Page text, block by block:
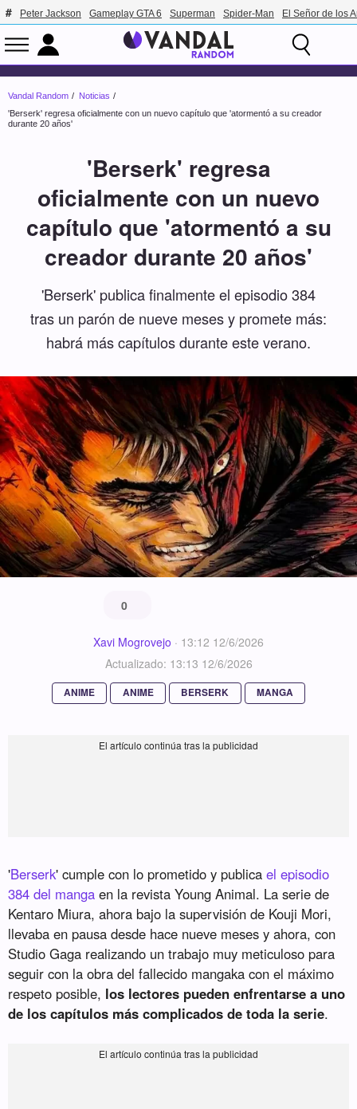
Peter Jackson Gameplay GTA 6 Superman Spider-Man El Señor de los
Vandal Random
Noticias
'Berserk' regresa oficialmente con un nuevo capítulo que 'atormentó a su creador
durante 20 años'
'Berserk' regresa
oficialmente con un nuevo
capítulo que 'atormentó a su
creador durante 20 años'
'Berserk' publica finalmente el episodio 384
tras un parón de nueve meses y promete más:
habrá más capítulos durante este verano.
0
Xavi Mogrovejo · 13:12 12/6/2026
Actualizado: 13:13 12/6/2026
ANIME ANIME BERSERK MANGA
'Berserk' cumple con lo prometido y publicael episodio
384 del manga en la revista Young Animal. La serie de
Kentaro Miura, ahora bajo la supervisión de Kouji Mori,
llevaba en pausa desde hace nueve meses y ahora, con
Studio Gaga realizando un trabajo muy meticuloso para
seguir con la obra del fallecido mangaka con el máximo
respeto posible, los lectores pueden enfrentarse a uno
de los capítulos más complicados de toda la serie.